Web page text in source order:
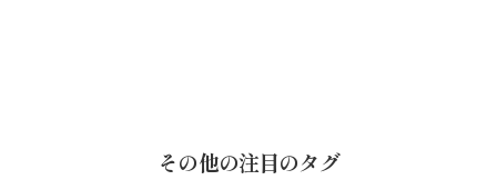
その他の注目のタグ